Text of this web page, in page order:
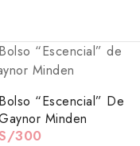
Bolso “Escencial” De
Minden
300